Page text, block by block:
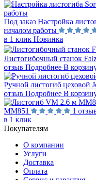
Под заказ Настройка
началом работы
в 1 клик Новинка
Листогибочный станок
отзыв Подробнее В
Ручной листогиб цеховой
отзыв Подробнее В
MM851
1
в 1 клик
Покупателям
О компании
Услуги
Доставка
Оплата